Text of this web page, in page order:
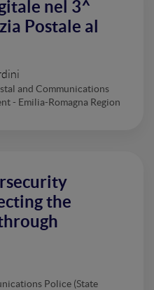
nel 3^
Postale al
and Communications
- Emilia-Romagna Region
the
Police (State